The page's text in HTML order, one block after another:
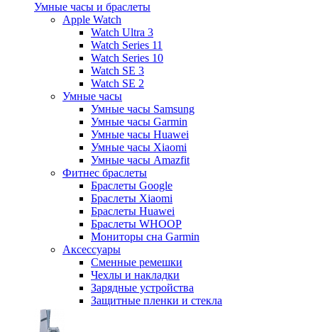
Умные часы и браслеты
Apple Watch
Watch Ultra 3
Watch Series 11
Watch Series 10
Watch SE 3
Watch SE 2
Умные часы
Умные часы Samsung
Умные часы Garmin
Умные часы Huawei
Умные часы Xiaomi
Умные часы Amazfit
Фитнес браслеты
Браслеты Google
Браслеты Xiaomi
Браслеты Huawei
Браслеты WHOOP
Мониторы сна Garmin
Аксессуары
Сменные ремешки
Чехлы и накладки
Зарядные устройства
Защитные пленки и стекла